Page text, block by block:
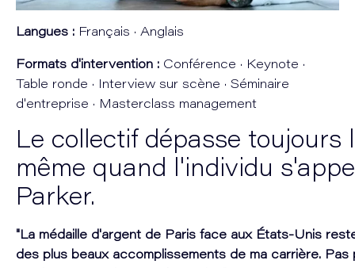
Langues : Français · Anglais
Formats d'intervention : Conférence · Keynote ·
Table ronde · Interview sur scène · Séminaire
d'entreprise · Masterclass management
Le collectif dépasse toujours
même quand l'individu
Parker.
"La médaille d'argent de Paris face aux États-Unis
des plus beaux accomplissements de ma carrière. Pas